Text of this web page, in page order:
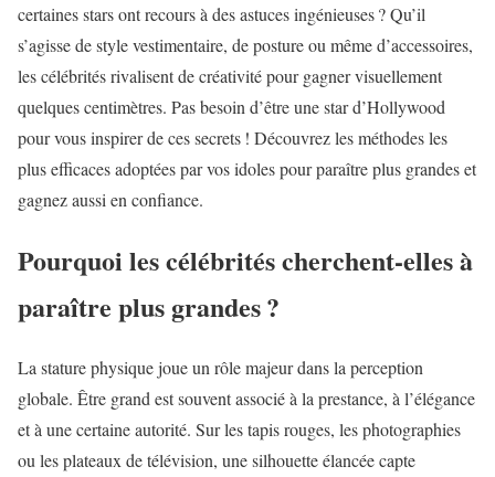
certaines stars ont recours à des astuces ingénieuses ? Qu’il
s’agisse de style vestimentaire, de posture ou même d’accessoires,
les célébrités rivalisent de créativité pour gagner visuellement
quelques centimètres. Pas besoin d’être une star d’Hollywood
pour vous inspirer de ces secrets ! Découvrez les méthodes les
plus efficaces adoptées par vos idoles pour paraître plus grandes et
gagnez aussi en confiance.
Pourquoi les célébrités cherchent-elles à
paraître plus grandes ?
La stature physique joue un rôle majeur dans la perception
globale. Être grand est souvent associé à la prestance, à l’élégance
et à une certaine autorité. Sur les tapis rouges, les photographies
ou les plateaux de télévision, une silhouette élancée capte